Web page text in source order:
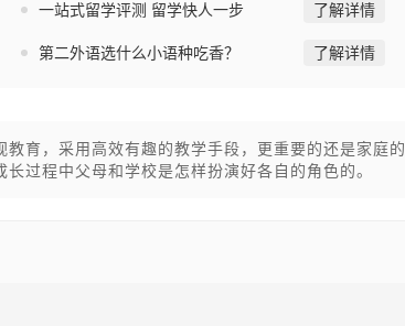
一站式留学评测 留学快人一步 了解详情
第二外语选什么小语种吃香？ 了解详情
育，采用高效有趣的教学手段，更重要的还是家庭的
过程中父母和学校是怎样扮演好各自的角色的。